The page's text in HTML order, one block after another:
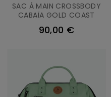
SAC À MAIN CROSSBODY
CABAÏA GOLD COAST
90,00 €